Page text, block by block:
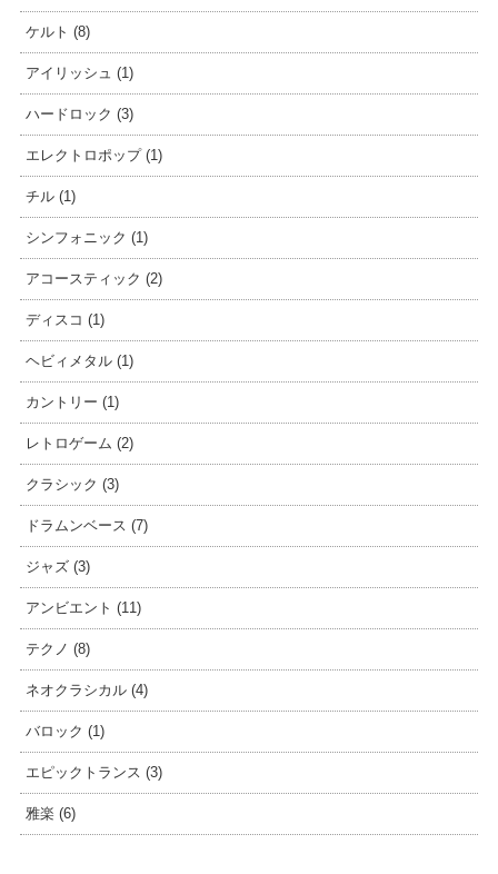
ケルト (8)
アイリッシュ (1)
ハードロック (3)
エレクトロポップ (1)
チル (1)
シンフォニック (1)
アコースティック (2)
ディスコ (1)
ヘビィメタル (1)
カントリー (1)
レトロゲーム (2)
クラシック (3)
ドラムンベース (7)
ジャズ (3)
アンビエント (11)
テクノ (8)
ネオクラシカル (4)
バロック (1)
エピックトランス (3)
雅楽 (6)